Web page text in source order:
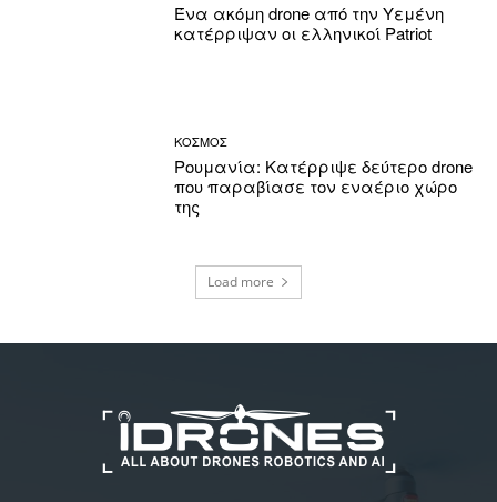
Ένα ακόμη drone από την Υεμένη
κατέρριψαν οι ελληνικοί Patriot
ΚΟΣΜΟΣ
Ρουμανία: Κατέρριψε δεύτερο drone
που παραβίασε τον εναέριο χώρο
της
Load more